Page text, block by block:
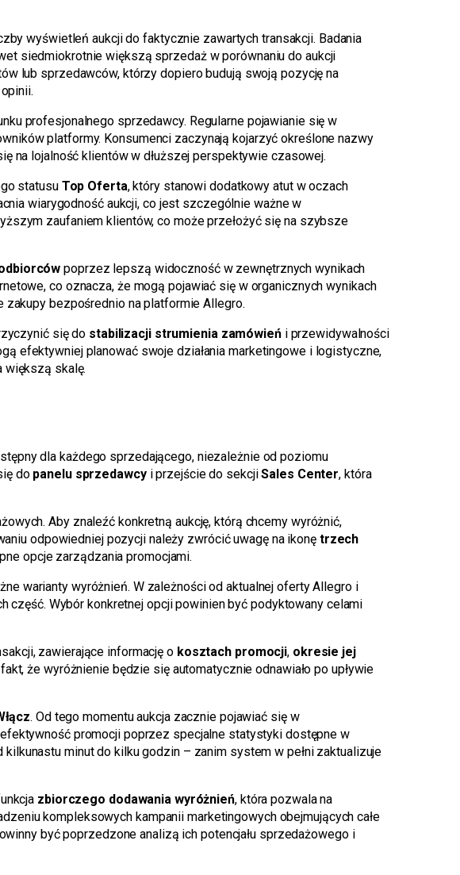
wyświetleń aukcji do faktycznie zawartych transakcji. Badania
siedmiokrotnie większą sprzedaż w porównaniu do aukcji
lub sprzedawców, którzy dopiero budują swoją pozycję na
profesjonalnego sprzedawcy. Regularne pojawianie się w
platformy. Konsumenci zaczynają kojarzyć określone nazwy
na lojalność klientów w dłuższej perspektywie czasowej.
statusu Top Oferta, który stanowi dodatkowy atut w oczach
wiarygodność aukcji, co jest szczególnie ważne w
zaufaniem klientów, co może przełożyć się na szybsze
poprzez lepszą widoczność w zewnętrznych wynikach
co oznacza, że mogą pojawiać się w organicznych wynikach
bezpośrednio na platformie Allegro.
się do stabilizacji strumienia zamówieńi przewidywalności
efektywniej planować swoje działania marketingowe i logistyczne,
większą skalę.
dla każdego sprzedającego, niezależnie od poziomu
do panelu sprzedawcyi przejście do sekcjiSales Center, która
Aby znaleźć konkretną aukcję, którą chcemy wyróżnić,
odpowiedniej pozycji należy zwrócić uwagę na ikonę trzech
opcje zarządzania promocjami.
warianty wyróżnień. W zależności od aktualnej oferty Allegro i
Wybór konkretnej opcji powinien być podyktowany celami
zawierające informację o kosztach promocji, okresie jej
że wyróżnienie będzie się automatycznie odnawiało po upływie
. Od tego momentu aukcja zacznie pojawiać się w
promocji poprzez specjalne statystyki dostępne w
minut do kilku godzin – zanim system w pełni zaktualizuje
zbiorczego dodawania wyróżnień, która pozwala na
kompleksowych kampanii marketingowych obejmujących całe
być poprzedzone analizą ich potencjału sprzedażowego i